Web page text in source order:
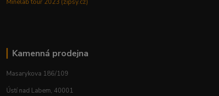
Kamenná prodejna
Masarykova 186/109
Ústí nad Labem, 40001